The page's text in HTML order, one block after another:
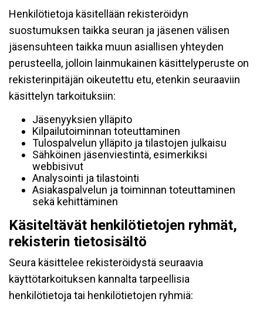
Henkilötietoja käsitellään rekisteröidyn
suostumuksen taikka seuran ja jäsenen välisen
jäsensuhteen taikka muun asiallisen yhteyden
perusteella, jolloin lainmukainen käsittelyperuste on
rekisterinpitäjän oikeutettu etu, etenkin seuraaviin
käsittelyn tarkoituksiin:
Jäsenyyksien ylläpito
Kilpailutoiminnan toteuttaminen
Tulospalvelun ylläpito ja tilastojen julkaisu
Sähköinen jäsenviestintä, esimerkiksi
webbisivut
Analysointi ja tilastointi
Asiakaspalvelun ja toiminnan toteuttaminen
sekä kehittäminen
Käsiteltävät henkilötietojen ryhmät,
rekisterin tietosisältö
Seura käsittelee rekisteröidystä seuraavia
käyttötarkoituksen kannalta tarpeellisia
henkilötietoja tai henkilötietojen ryhmiä: